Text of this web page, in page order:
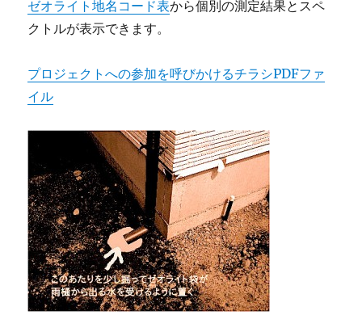
ゼオライト地名コード表から個別の測定結果とスペ
クトルが表示できます。
プロジェクトへの参加を呼びかけるチラシPDFファ
イル